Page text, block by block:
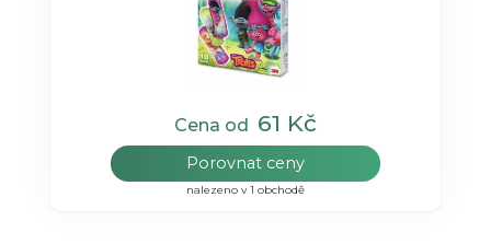
Cena od 61 Kč
Porovnat ceny
nalezeno v 1 obchodě